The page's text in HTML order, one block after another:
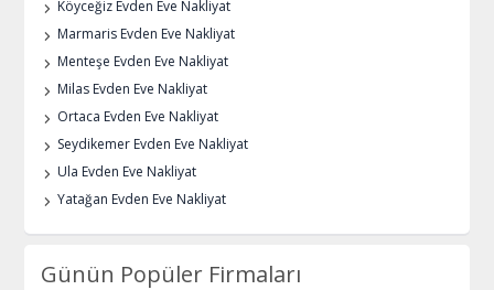
Köyceğiz Evden Eve Nakliyat
Marmaris Evden Eve Nakliyat
Menteşe Evden Eve Nakliyat
Milas Evden Eve Nakliyat
Ortaca Evden Eve Nakliyat
Seydikemer Evden Eve Nakliyat
Ula Evden Eve Nakliyat
Yatağan Evden Eve Nakliyat
Günün Popüler Firmaları